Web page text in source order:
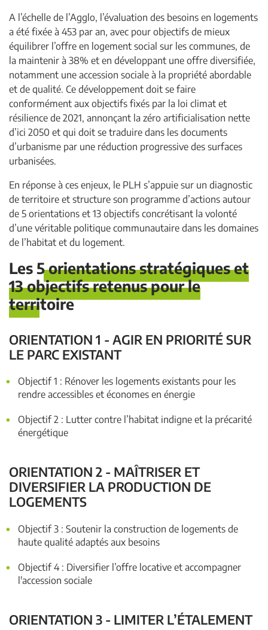
A l’échelle de l’Agglo, l’évaluation des besoins en logements
a été fixée à 453 par an, avec pour objectifs de mieux
équilibrer l’offre en logement social sur les communes, de
la maintenir à 38% et en développant une offre diversifiée,
notamment une accession sociale à la propriété abordable
et de qualité. Ce développement doit se faire
conformément aux objectifs fixés par la loi climat et
résilience de 2021, annonçant la zéro artificialisation nette
d’ici 2050 et qui doit se traduire dans les documents
d’urbanisme par une réduction progressive des surfaces
urbanisées.
En réponse à ces enjeux, le PLH s’appuie sur un diagnostic
de territoire et structure son programme d’actions autour
de 5 orientations et 13 objectifs concrétisant la volonté
d’une véritable politique communautaire dans les domaines
de l’habitat et du logement.
Les 5 orientations stratégiques et
13 objectifs retenus pour le
territoire
ORIENTATION 1 - AGIR EN PRIORITÉ SUR
LE PARC EXISTANT
Objectif 1 : Rénover les logements existants pour les
rendre accessibles et économes en énergie
Objectif 2 : Lutter contre l’habitat indigne et la précarité
énergétique
ORIENTATION 2 - MAÎTRISER ET
DIVERSIFIER LA PRODUCTION DE
LOGEMENTS
Objectif 3 : Soutenir la construction de logements de
haute qualité adaptés aux besoins
Objectif 4 : Diversifier l’offre locative et accompagner
l'accession sociale
ORIENTATION 3 - LIMITER L’ÉTALEMENT